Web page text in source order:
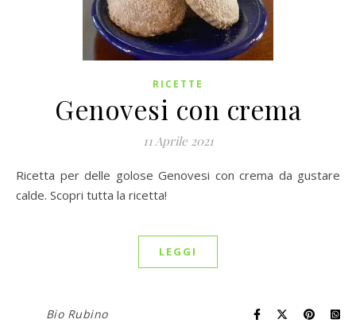
RICETTE
Genovesi con crema
11 Aprile 2021
Ricetta per delle golose Genovesi con crema da gustare
calde. Scopri tutta la ricetta!
LEGGI
Bio Rubino